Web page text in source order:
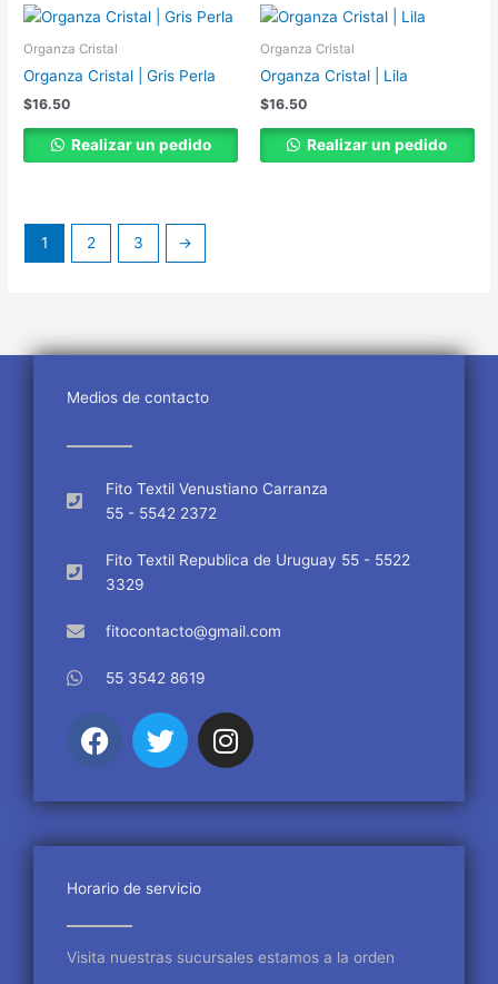
Organza Cristal
Organza Cristal | Gris Perla
$16.50
Realizar un pedido
Organza Cristal
Organza Cristal | Lila
$16.50
Realizar un pedido
1 2 3 →
Medios de contacto
Fito Textil Venustiano Carranza
55 - 5542 2372
Fito Textil Republica de Uruguay 55 - 5522
3329
fitocontacto@gmail.com
55 3542 8619
F
a
e
b
o
k
T
w
t
t
r
I
n
t
a
m
Horario de servicio
Visita nuestras sucursales estamos a la orden